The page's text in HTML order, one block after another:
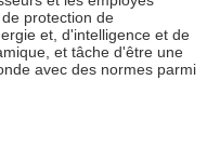
protection de
et, d'intelligence et de
et tâche d'être une
avec des normes parmi